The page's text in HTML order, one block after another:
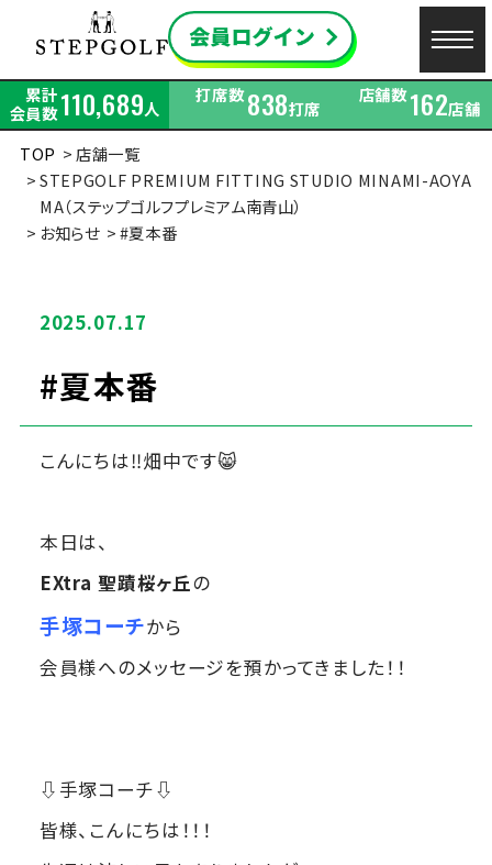
累計
会員数110,689人
打席数838打席
店舗数162店舗
TOP
店舗一覧
STEPGOLF PREMIUM FITTING STUDIO MINAMI-AOYA
MA（ステップゴルフプレミアム南青山）
お知らせ
#夏本番
2025.07.17
#夏本番
こんにちは‼畑中です😸
本日は、
EXtra 聖蹟桜ヶ丘の
手塚コーチから
会員様へのメッセージを預かってきました！！
⇩手塚コーチ⇩
皆様、こんにちは！！！